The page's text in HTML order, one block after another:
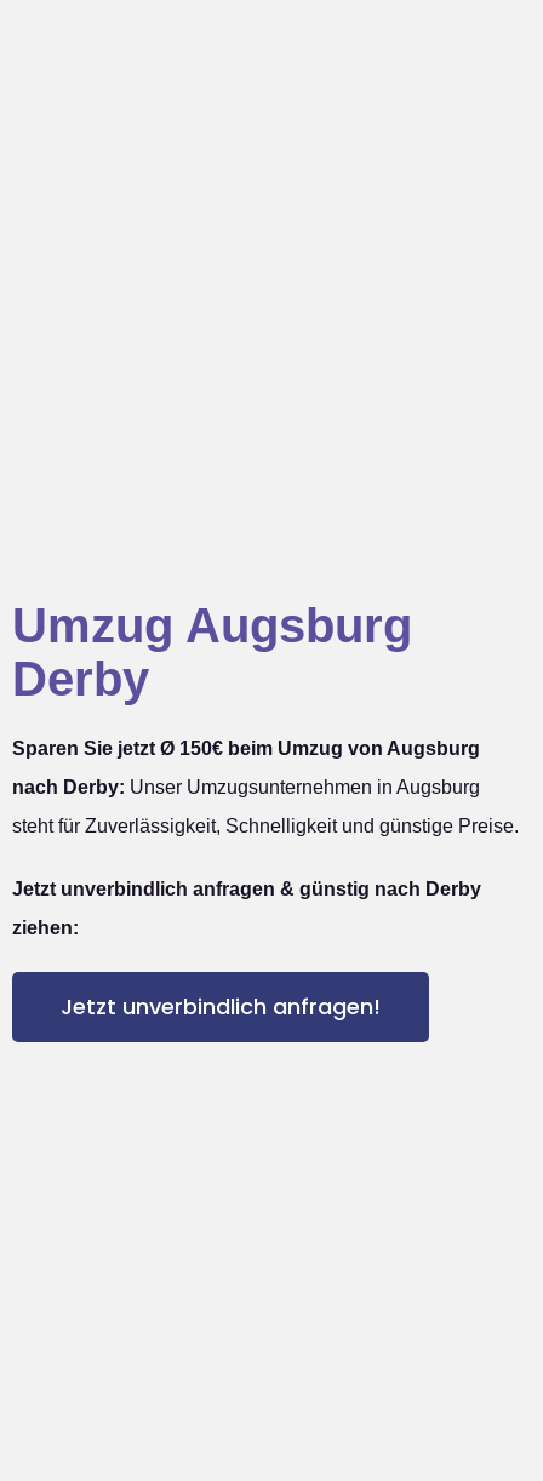
Umzug Augsburg
Derby
Sparen Sie jetzt Ø 150€ beim Umzug von Augsburg
nach Derby: Unser Umzugsunternehmen in Augsburg
steht für Zuverlässigkeit, Schnelligkeit und günstige Preise.
Jetzt unverbindlich anfragen & günstig nach Derby
ziehen:
Jetzt unverbindlich anfragen!